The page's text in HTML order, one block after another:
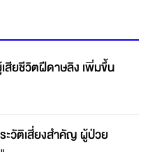
สียชีวิตฝีดาษลิง เพิ่มขึ้น
ะวัติเสี่ยงสำคัญ ผู้ป่วย